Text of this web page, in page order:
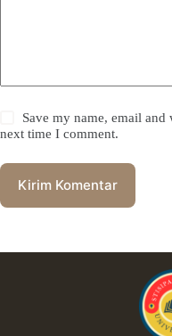
Save my name, email
next time I comment.
Kirim Komentar